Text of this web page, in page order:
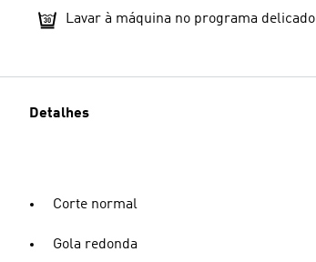
Lavar à máquina no programa delicado
Detalhes
Corte normal
Gola redonda